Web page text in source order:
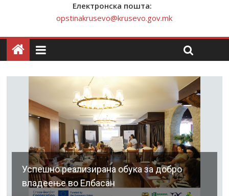
Електронска пошта:
opstinakrusevo@krusevo.gov.mk
Успешно реализирана обука за добро
владеење во Елбасан